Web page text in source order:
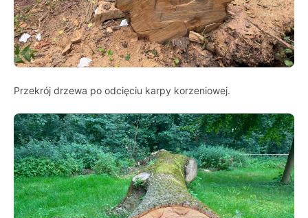
Przekrój drzewa po odcięciu karpy korzeniowej.